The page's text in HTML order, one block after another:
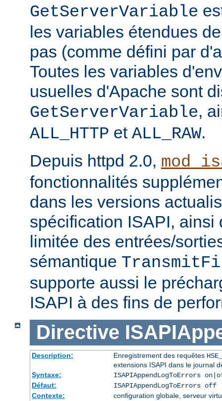
GetServerVariable
les variables étendues
pas (comme défini par
Toutes les variables
usuelles d'Apache sont
GetServerVariable,
ALL_HTTP et ALL_RAW.
Depuis httpd 2.0,
fonctionnalités
dans les versions
spécification ISAPI, ainsi
limitée des entrées/
sémantique
supporte aussi le
ISAPI à des fins de
Directive
Description: Enregistrement des requêtes
extensions ISAPI dans le journal
Syntaxe:
ISAPIAppendLogToErrors
Défaut:
ISAPIAppendLogToErrors off
Contexte:
configuration globale, serveur